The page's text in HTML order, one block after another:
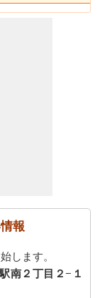
報
します。
南２丁目２−１